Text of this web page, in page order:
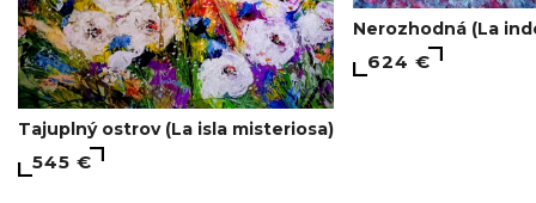
Tajuplný ostrov (La isla misteriosa)
545 €
Nerozhodná (La
624 €